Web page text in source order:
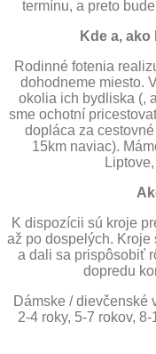
termínu, a preto
Kde a,
Rodinné fotenia
dohodneme miesto.
okolia ich bydliska (,
sme ochotní
dopláca za
15km naviac).
K dispozícii sú kroje
až po dospelých.
a dali sa prispôsobiť
dopredu
Dámske / dievčenské
2-4 roky, 5-7 rokov,